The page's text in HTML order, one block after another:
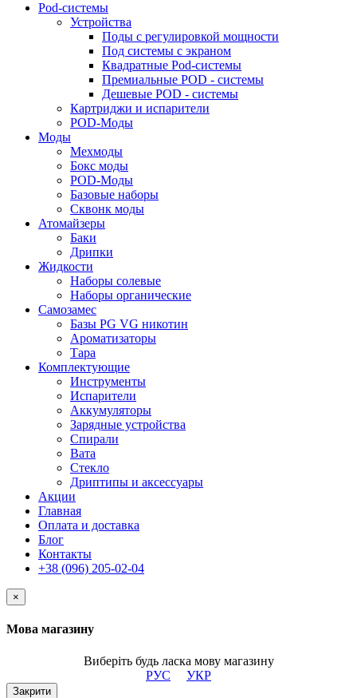
Pod-системы
Устройства
Поды с регулировкой мощности
Под системы с экраном
Квадратные Pod-системы
Премиальные POD - системы
Дешевые POD - системы
Картриджи и испарители
POD-Моды
Моды
Мехмоды
Бокс моды
POD-Моды
Базовые наборы
Сквонк моды
Атомайзеры
Баки
Дрипки
Жидкости
Наборы солевые
Наборы органические
Самозамес
Базы PG VG никотин
Ароматизаторы
Тара
Комплектующие
Инструменты
Испарители
Аккумуляторы
Зарядные устройства
Спирали
Вата
Стекло
Дриптипы и аксессуары
Акции
Главная
Оплата и доставка
Блог
Контакты
+38 (096) 205-02-04
×
Мова магазину
Виберіть будь ласка мову магазину
РУС
УКР
Закрити